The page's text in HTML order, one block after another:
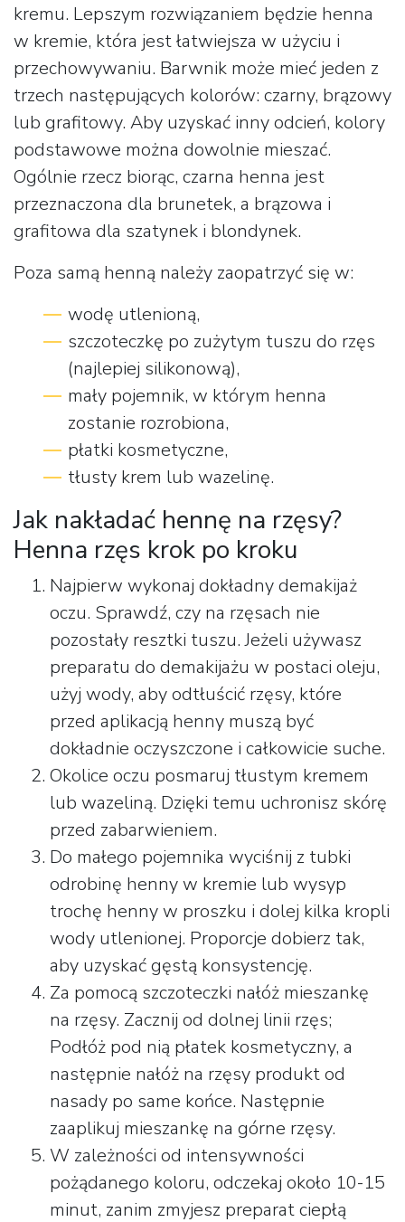
kremu. Lepszym rozwiązaniem będzie henna
w kremie, która jest łatwiejsza w użyciu i
przechowywaniu. Barwnik może mieć jeden z
trzech następujących kolorów: czarny, brązowy
lub grafitowy. Aby uzyskać inny odcień, kolory
podstawowe można dowolnie mieszać.
Ogólnie rzecz biorąc, czarna henna jest
przeznaczona dla brunetek, a brązowa i
grafitowa dla szatynek i blondynek.
Poza samą henną należy zaopatrzyć się w:
wodę utlenioną,
szczoteczkę po zużytym tuszu do rzęs
(najlepiej silikonową),
mały pojemnik, w którym henna
zostanie rozrobiona,
płatki kosmetyczne,
tłusty krem lub wazelinę.
Jak nakładać hennę na rzęsy?
Henna rzęs krok po kroku
Najpierw wykonaj dokładny demakijaż
oczu. Sprawdź, czy na rzęsach nie
pozostały resztki tuszu. Jeżeli używasz
preparatu do demakijażu w postaci oleju,
użyj wody, aby odtłuścić rzęsy, które
przed aplikacją henny muszą być
dokładnie oczyszczone i całkowicie suche.
Okolice oczu posmaruj tłustym kremem
lub wazeliną. Dzięki temu uchronisz skórę
przed zabarwieniem.
Do małego pojemnika wyciśnij z tubki
odrobinę henny w kremie lub wysyp
trochę henny w proszku i dolej kilka kropli
wody utlenionej. Proporcje dobierz tak,
aby uzyskać gęstą konsystencję.
Za pomocą szczoteczki nałóż mieszankę
na rzęsy. Zacznij od dolnej linii rzęs;
Podłóż pod nią płatek kosmetyczny, a
następnie nałóż na rzęsy produkt od
nasady po same końce. Następnie
zaaplikuj mieszankę na górne rzęsy.
W zależności od intensywności
pożądanego koloru, odczekaj około 10-15
minut, zanim zmyjesz preparat ciepłą